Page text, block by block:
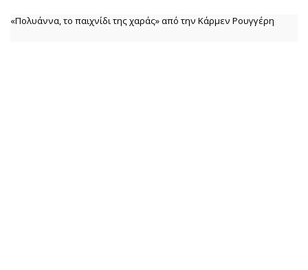
«Πολυάννα, το παιχνίδι της χαράς» από την Κάρμεν Ρουγγέρη